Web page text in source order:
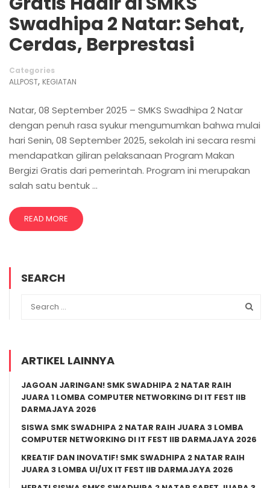
Swadhipa 2 Natar: Sehat,
Cerdas, Berprestasi
Categories
ALLPOST, KEGIATAN
Natar, 08 September 2025 – SMKS Swadhipa 2 Natar
dengan penuh rasa syukur mengumumkan bahwa mulai
hari Senin, 08 September 2025, sekolah ini secara resmi
mendapatkan giliran pelaksanaan Program Makan
Bergizi Gratis dari pemerintah. Program ini merupakan
salah satu bentuk …
READ MORE
SEARCH
ARTIKEL LAINNYA
JAGOAN JARINGAN! SMK SWADHIPA 2 NATAR RAIH
JUARA 1 LOMBA COMPUTER NETWORKING DI IT FEST IIB
DARMAJAYA 2026
SISWA SMK SWADHIPA 2 NATAR RAIH JUARA 3 LOMBA
COMPUTER NETWORKING DI IT FEST IIB DARMAJAYA 2026
KREATIF DAN INOVATIF! SMK SWADHIPA 2 NATAR RAIH
JUARA 3 LOMBA UI/UX IT FEST IIB DARMAJAYA 2026